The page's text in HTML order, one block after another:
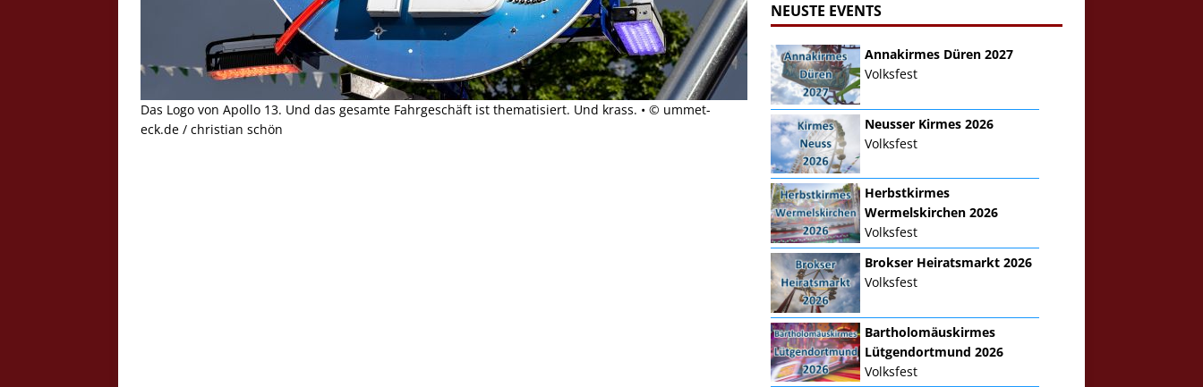
Das Logo von Apollo 13. Und das gesamte Fahrgeschäft ist thematisiert. Und krass. • © ummet-
eck.de / christian schön
NEUSTE EVENTS
Annakirmes Düren 2027
Volksfest
Neusser Kirmes 2026
Volksfest
Herbstkirmes
Wermelskirchen 2026
Volksfest
Brokser Heiratsmarkt 2026
Volksfest
Bartholomäuskirmes
Lütgendortmund 2026
Volksfest